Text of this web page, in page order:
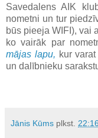
Savedalens AIK
nometni un tur
būs pieeja WIFI), vai
ko vairāk par
mājas lapu, kur
un dalībnieku
Jānis Kūms plkst. 22:16